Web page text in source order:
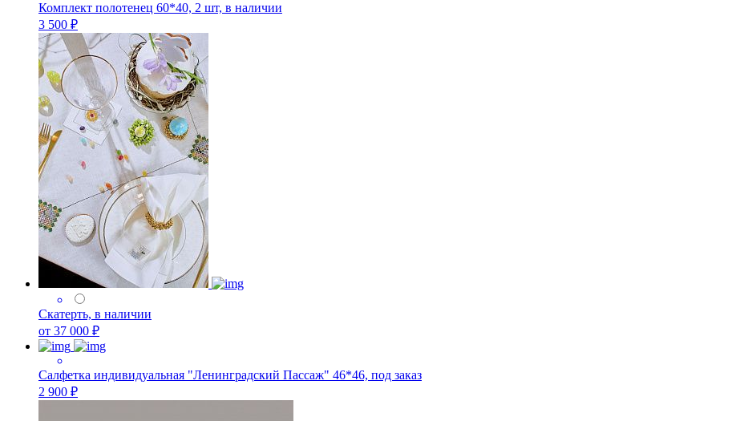
Комплект полотенец 60*40, 2 шт, в наличии
3 500 ₽
Скатерть, в наличии
от 37 000 ₽
Салфетка индивидуальная "Ленинградский Пассаж" 46*46, под заказ
2 900 ₽